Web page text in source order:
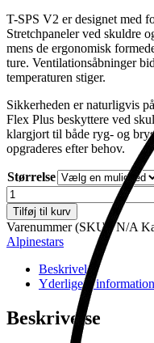
T-SPS V2 er designet med
Stretchpaneler ved skuldre
mens de ergonomisk
ture. Ventilationsåbninger
temperaturen stiger.
Sikkerheden er naturligvis
Flex Plus beskyttere ved
klargjort til både ryg- og
opgraderes efter behov.
Størrelse
T-
SPS
V2
Vandtæt
antal
Tilføj til kurv
Varenummer (SKU):N/A
Alpinestars
Beskrivelse
Yderligere information
Beskrivelse